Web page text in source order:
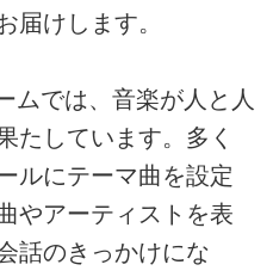
届けします。
ムでは、音楽が人と人
たしています。多く
ルにテーマ曲を設定
やアーティストを表
話のきっかけにな